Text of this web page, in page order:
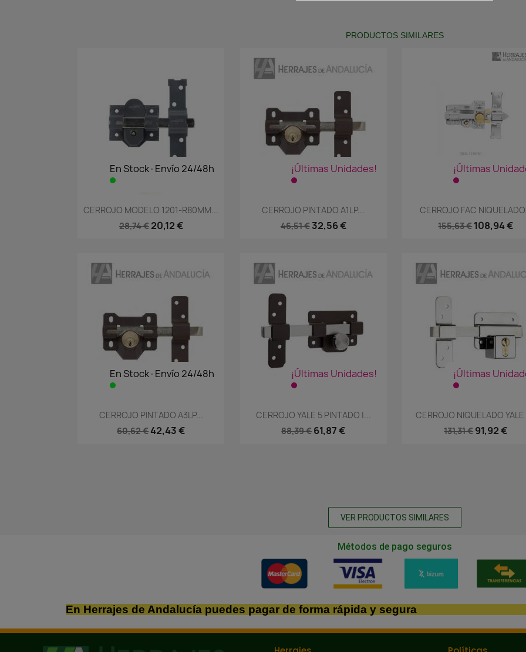
PRODUCTOS SIMILARES
En Stock·Envío 24/48h
Vista rápida
CERROJO MODELO 1201-R80MM...
28,74 € 20,12 €
¡Últimas Unidades!
 Vista rápida
CERROJO PINTADO A1LP...
46,51 € 32,56 €
¡Últimas
Vista rápida
CERROJO FAC
155,63 € 108,94 €
En Stock·Envío 24/48h
Vista rápida
CERROJO PINTADO A3LP...
60,62 € 42,43 €
¡Últimas Unidades!
Vista rápida
CERROJO YALE 5 PINTADO |...
88,39 € 61,87 €
¡Últimas
 Vista rápida
CERROJO NIQUELADO
131,31 € 91,92 €
VER PRODUCTOS SIMILARES
Métodos de pago seguros
En Herrajes de Andalucía puedes pagar de forma rápida y segura